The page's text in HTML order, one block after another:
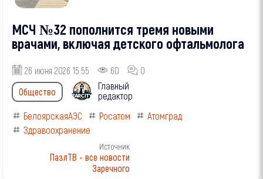
МСЧ №32 пополнится тремя новыми
врачами, включая детского офтальмолога
26 июня 2026 15:55 60
0
Общество
Главный
редактор
БелоярскаяАЭС
Росатом
Атомград
Здравоохранение
Источник
ПазлТВ - все новости
Заречного